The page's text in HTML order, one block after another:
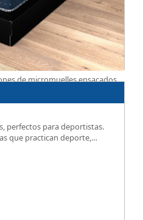
de micromuelles ensacados
saber ¿qué son los
perfectos para deportistas.
que practican deporte,